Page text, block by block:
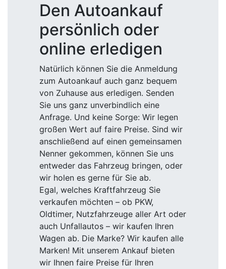
Den Autoankauf
persönlich oder
online erledigen
Natürlich können Sie die Anmeldung
zum Autoankauf auch ganz bequem
von Zuhause aus erledigen. Senden
Sie uns ganz unverbindlich eine
Anfrage. Und keine Sorge: Wir legen
großen Wert auf faire Preise. Sind wir
anschließend auf einen gemeinsamen
Nenner gekommen, können Sie uns
entweder das Fahrzeug bringen, oder
wir holen es gerne für Sie ab.
Egal, welches Kraftfahrzeug Sie
verkaufen möchten – ob PKW,
Oldtimer, Nutzfahrzeuge aller Art oder
auch Unfallautos – wir kaufen Ihren
Wagen ab. Die Marke? Wir kaufen alle
Marken! Mit unserem Ankauf bieten
wir Ihnen faire Preise für Ihren